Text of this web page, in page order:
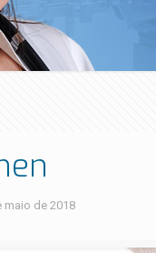
maio de 2018